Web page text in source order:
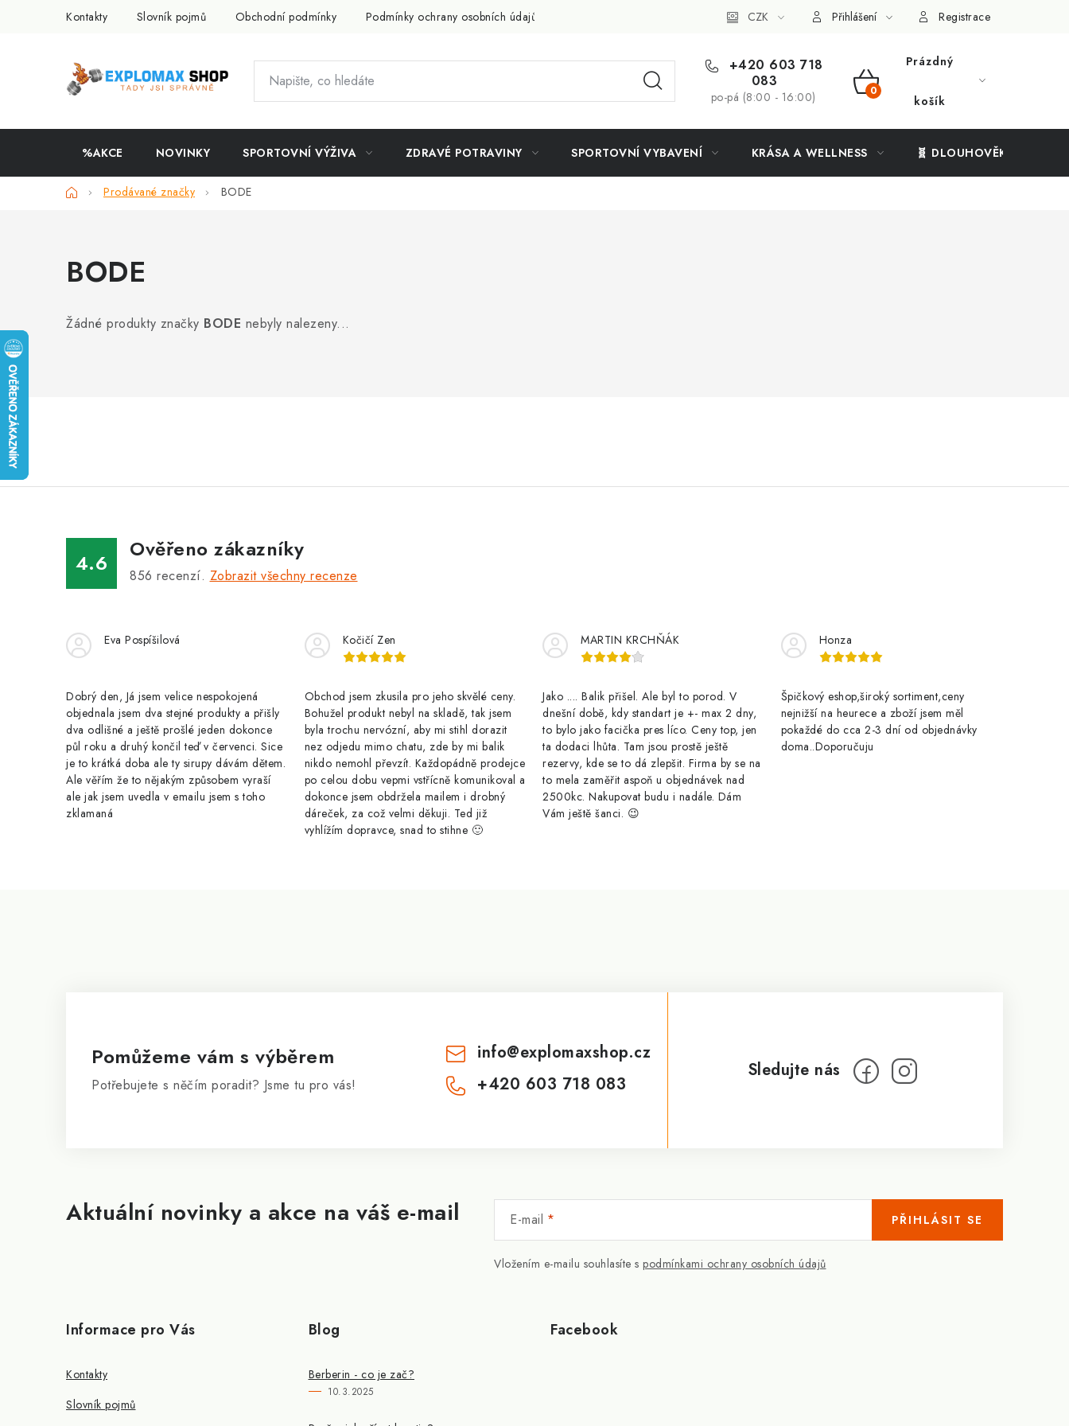
Kontakty Slovník pojmů Obchodní podmínky Podmínky ochrany osobních údajů Slevový systém Vše o nákupu
CZK Přihlášení Registrace
+420 603 718
083
po-pá (8:00 - 16:00)
NÁKUPNÍ
Prázdný
košík
%AKCE NOVINKY SPORTOVNÍ VÝŽIVA ZDRAVÉ POTRAVINY SPORTOVNÍ VYBAVENÍ KRÁSA A WELLNESS 🧬 DLOUHOVĚKOST
DomůProdávané značky BODE
BODE
Žádné produkty značky BODE nebyly nalezeny...
4.6
Ověřeno zákazníky
856 recenzí. Zobrazit všechny recenze
Eva Pospíšilová
Dobrý den, Já jsem velice nespokojená
objednala jsem dva stejné produkty a přišly
dva odlišné a ještě prošlé jeden dokonce
půl roku a druhý končil teď v červenci. Sice
je to krátká doba ale ty sirupy dávám dětem.
Ale věřím že to nějakým způsobem vyraší
ale jak jsem uvedla v emailu jsem s toho
zklamaná
Kočičí Zen
Obchod jsem zkusila pro jeho skvělé ceny.
Bohužel produkt nebyl na skladě, tak jsem
byla trochu nervózní, aby mi stihl dorazit
nez odjedu mimo chatu, zde by mi balik
nikdo nemohl převzít. Každopádně prodejce
po celou dobu vepmi vstřícně komunikoval a
dokonce jsem obdržela mailem i drobný
dáreček, za což velmi děkuji. Ted již
vyhlížím dopravce, snad to stihne 🙂
MARTIN KRCHŇÁK
Jako .... Balik přišel. Ale byl to porod. V
dnešní době, kdy standart je +- max 2 dny,
to bylo jako facička pres líco. Ceny top, jen
ta dodaci lhůta. Tam jsou prostě ještě
rezervy, kde se to dá zlepšit. Firma by se na
to mela zaměřit aspoň u objednávek nad
2500kc. Nakupovat budu i nadále. Dám
Vám ještě šanci. 😉
Honza
Špičkový eshop,široký sortiment,ceny
nejnižší na heurece a zboží jsem měl
pokaždé do cca 2-3 dní od objednávky
doma..Doporučuju
Aktuální novinky a akce na váš e-mail E-mail
Vložením e-mailu souhlasíte s podmínkami ochrany osobních údajů
PŘIHLÁSIT SE
Pomůžeme vám s výběrem
Potřebujete s něčím poradit? Jsme tu pro vás!
info@explomaxshop.cz
+420 603 718 083
Informace pro Vás
Kontakty
Slovník pojmů
Blog
Berberin - co je zač?
10.3.2025
Facebook